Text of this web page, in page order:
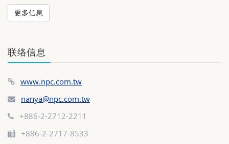
更多信息
联络信息
www.npc.com.tw
nanya@npc.com.tw
+886-2-2712-2211
+886-2-2717-8533